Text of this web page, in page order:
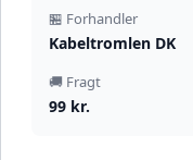
🏪 Forhandler
Kabeltromlen DK
🚚 Fragt
99 kr.